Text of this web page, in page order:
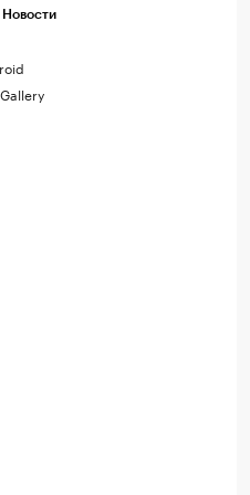
Новости